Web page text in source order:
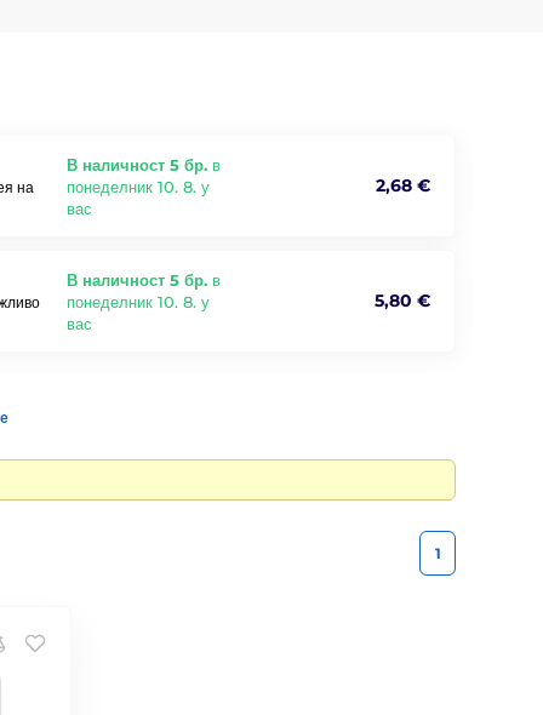
на
В наличност 5 бр. в
понеделник 10. 8. у
вас
2,68 €
В наличност 5 бр. в
понеделник 10. 8. у
вас
5,80 €
1